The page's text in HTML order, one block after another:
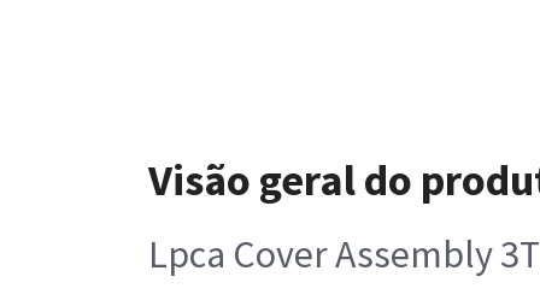
Visão geral do
Lpca Cover Assembly 3T